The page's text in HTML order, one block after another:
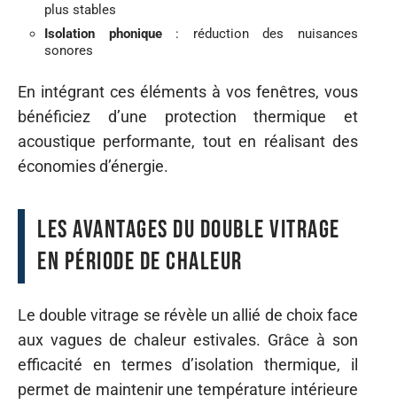
plus stables
Isolation phonique: réduction des nuisances
sonores
En intégrant ces éléments à vos fenêtres, vous
bénéficiez d’une protection thermique et
acoustique performante, tout en réalisant des
économies d’énergie.
Les avantages du double vitrage
en période de chaleur
Le double vitrage se révèle un allié de choix face
aux vagues de chaleur estivales. Grâce à son
efficacité en termes d’isolation thermique, il
permet de maintenir une température intérieure